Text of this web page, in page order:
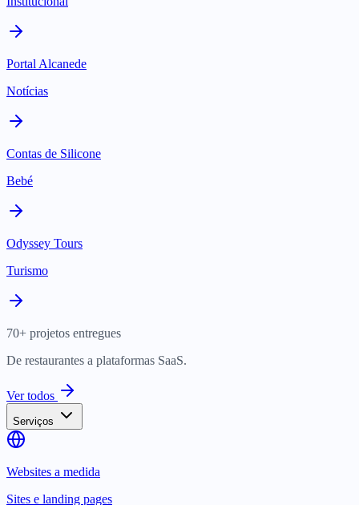
Portal Alcanede
Notícias
Contas de Silicone
Bebé
Odyssey Tours
Turismo
70+ projetos entregues
De restaurantes a plataformas SaaS.
Ver todos
Serviços
Websites a medida
Sites e landing pages